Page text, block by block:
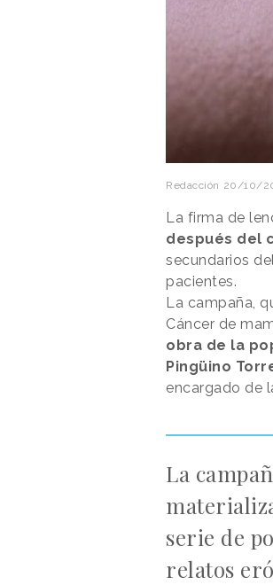
Redacción 20/10/
La firma de
después del
secundarios
pacientes.
La campaña,
Cáncer de
obra de la
Pingüino
encargado de
La
serie de
relatos